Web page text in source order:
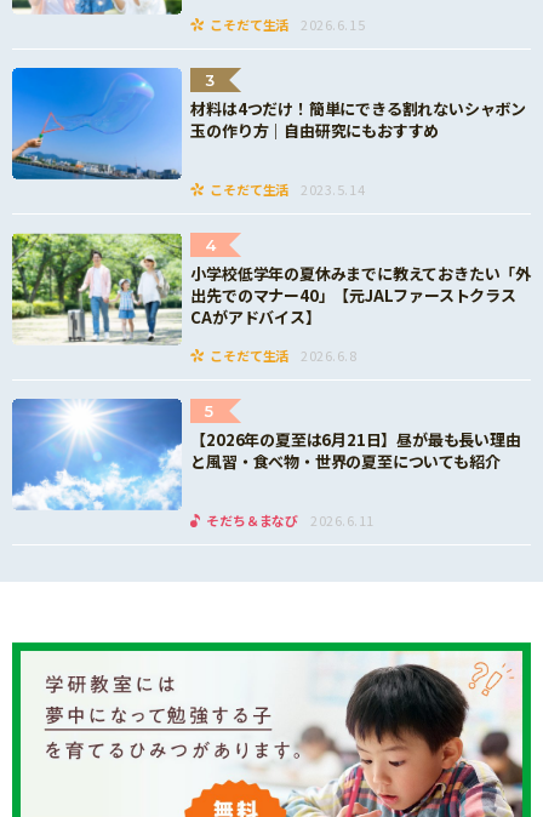
こそだて生活 2026.6.15
3
材料は4つだけ！簡単にできる割れないシャボン
玉の作り方｜自由研究にもおすすめ
こそだて生活 2023.5.14
4
小学校低学年の夏休みまでに教えておきたい「外
出先でのマナー40」【元JALファーストクラス
CAがアドバイス】
こそだて生活 2026.6.8
5
【2026年の夏至は6月21日】昼が最も長い理由
と風習・食べ物・世界の夏至についても紹介
そだち＆まなび 2026.6.11